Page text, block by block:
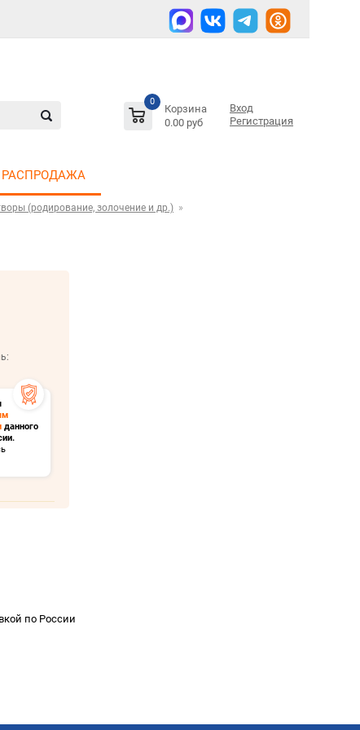
0
Корзина
0.00 руб
Вход
Регистрация
РАСПРОДАЖА
(родирование, золочение и др.)
данного
по России